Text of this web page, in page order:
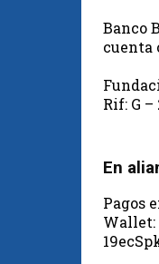
Banco
cuenta
Rif: G –
En
Pagos
Wallet: